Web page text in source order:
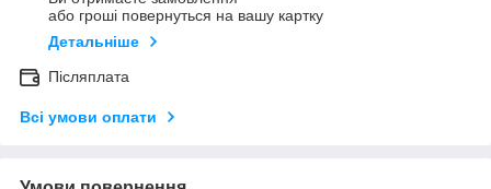
або гроші повернуться на вашу картку
Детальніше
Післяплата
Всі умови оплати